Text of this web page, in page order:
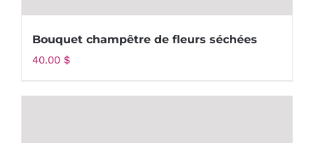
Bouquet champêtre de fleurs séchées
40.00 $